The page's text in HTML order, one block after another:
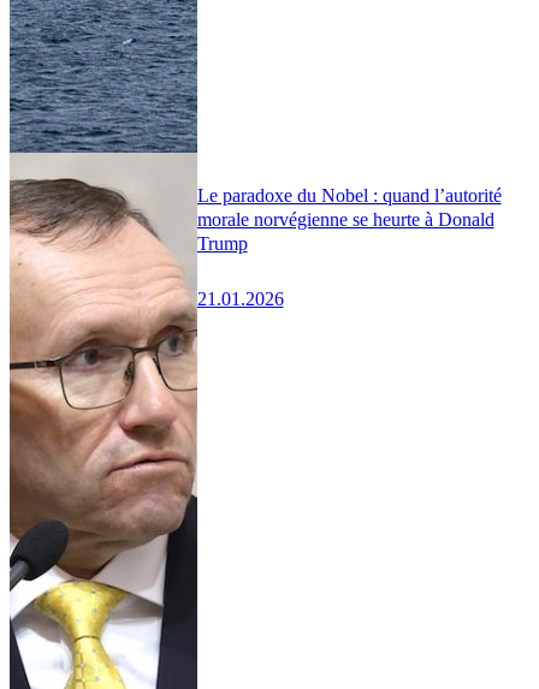
Le paradoxe du Nobel : quand l’autorité
morale norvégienne se heurte à Donald
Trump
21.01.2026